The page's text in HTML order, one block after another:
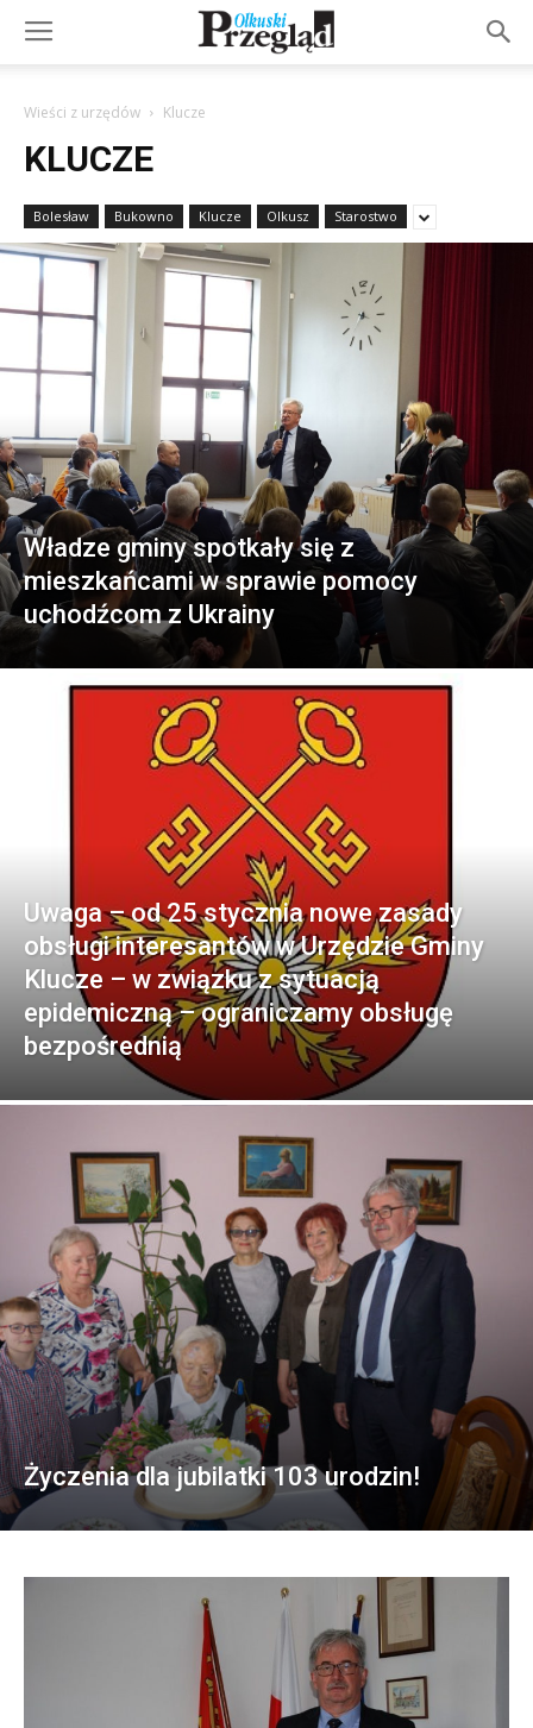
Wieści z urzędów Klucze
KLUCZE
Bolesław Bukowno Klucze Olkusz Starostwo
Władze gminy spotkały się z
mieszkańcami w sprawie pomocy
uchodźcom z Ukrainy
Uwaga – od 25 stycznia nowe zasady
obsługi interesantów w Urzędzie Gminy
Klucze – w związku z sytuacją
epidemiczną – ograniczamy obsługę
bezpośrednią
Życzenia dla jubilatki 103 urodzin!